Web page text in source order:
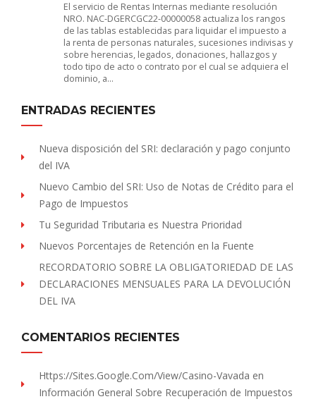
El servicio de Rentas Internas mediante resolución
NRO. NAC-DGERCGC22-00000058 actualiza los rangos
de las tablas establecidas para liquidar el impuesto a
la renta de personas naturales, sucesiones indivisas y
sobre herencias, legados, donaciones, hallazgos y
todo tipo de acto o contrato por el cual se adquiera el
dominio, a…
ENTRADAS RECIENTES
Nueva disposición del SRI: declaración y pago conjunto
del IVA
Nuevo Cambio del SRI: Uso de Notas de Crédito para el
Pago de Impuestos
Tu Seguridad Tributaria es Nuestra Prioridad
Nuevos Porcentajes de Retención en la Fuente
RECORDATORIO SOBRE LA OBLIGATORIEDAD DE LAS
DECLARACIONES MENSUALES PARA LA DEVOLUCIÓN
DEL IVA
COMENTARIOS RECIENTES
Https://sites.Google.com/view/Casino-Vavada en
Información General Sobre Recuperación de Impuestos